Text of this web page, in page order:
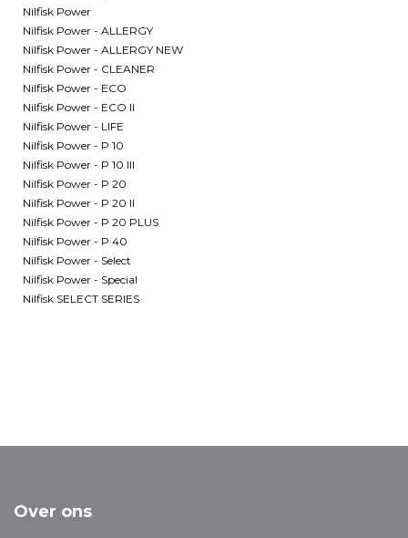
Nilfisk Power
Nilfisk Power - ALLERGY
Nilfisk Power - ALLERGY NEW
Nilfisk Power - CLEANER
Nilfisk Power - ECO
Nilfisk Power - ECO II
Nilfisk Power - LIFE
Nilfisk Power - P 10
Nilfisk Power - P 10 III
Nilfisk Power - P 20
Nilfisk Power - P 20 II
Nilfisk Power - P 20 PLUS
Nilfisk Power - P 40
Nilfisk Power - Select
Nilfisk Power - Special
Nilfisk SELECT SERIES
Over ons